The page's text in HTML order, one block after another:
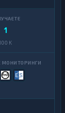
1
K